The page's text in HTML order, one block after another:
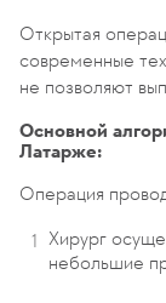
Открытая
современные
не позволяют
Основной
Латарже:
Операция
Хирург
небольшие